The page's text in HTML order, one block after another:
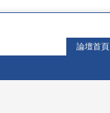
論壇首頁